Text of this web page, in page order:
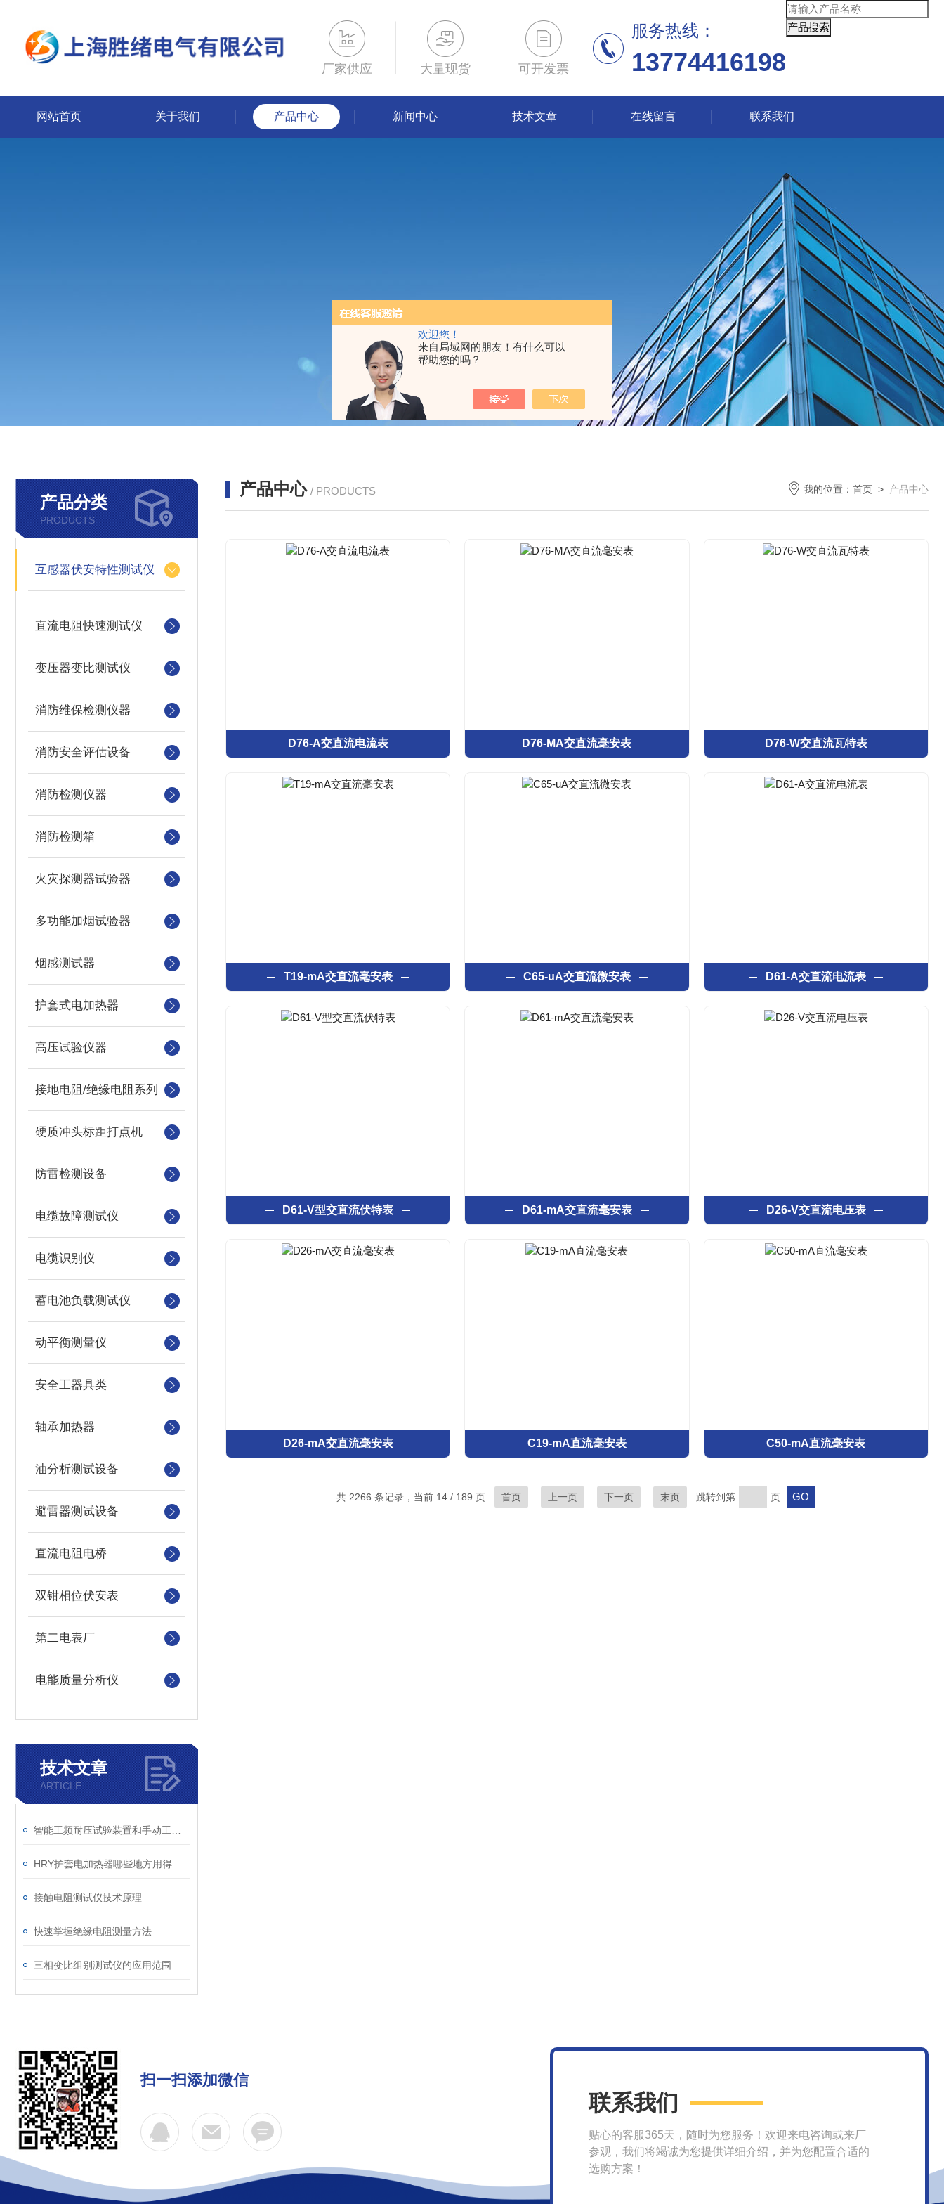
欢迎您！
来自局域网的朋友！有什么可以
帮助您的吗？
厂家供应 大量现货 可开发票
服务热线：
13774416198
网站首页 关于我们 产品中心 新闻中心 技术文章 在线留言 联系我们
产品分类
PRODUCTS
互感器伏安特性测试仪
直流电阻快速测试仪
变压器变比测试仪
消防维保检测仪器
消防安全评估设备
消防检测仪器
消防检测箱
火灾探测器试验器
多功能加烟试验器
烟感测试器
护套式电加热器
高压试验仪器
接地电阻/绝缘电阻系列
硬质冲头标距打点机
防雷检测设备
电缆故障测试仪
电缆识别仪
蓄电池负载测试仪
动平衡测量仪
安全工器具类
轴承加热器
油分析测试设备
避雷器测试设备
直流电阻电桥
双钳相位伏安表
第二电表厂
电能质量分析仪
技术文章
ARTICLE
接触电阻测试仪技术原理
快速掌握绝缘电阻测量方法
三相变比组别测试仪的应用范围
产品中心 / PRODUCTS 我的位置： 首页 > 产品中心
D76-A交直流电流表 D76-MA交直流毫安表 D76-W交直流瓦特表
T19-mA交直流毫安表 C65-uA交直流微安表 D61-A交直流电流表
D61-V型交直流伏特表 D61-mA交直流毫安表 D26-V交直流电压表
D26-mA交直流毫安表 C19-mA直流毫安表 C50-mA直流毫安表
共 2266 条记录，当前 14 / 189 页 首页 上一页 下一页 末页 跳转到第 页
扫一扫添加微信
联系我们
贴心的客服365天，随时为您服务！欢迎来电咨询或来厂
参观，我们将竭诚为您提供详细介绍，并为您配置合适的
选购方案！